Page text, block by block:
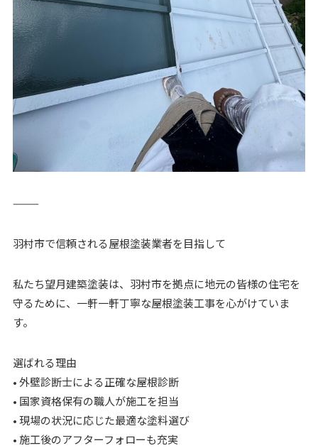
⸻
羽村市で信頼される屋根塗装業者を目指して
私たち望月建築塗装は、羽村市を拠点に地元の皆様の住宅を
守るために、一軒一軒丁寧な屋根塗装工事を心がけていま
す。
選ばれる理由
• 外壁診断士による正確な屋根診断
• 国家資格保有の職人が施工を担当
• 現場の状況に応じた最適な塗料選び
• 施工後のアフターフォローも充実